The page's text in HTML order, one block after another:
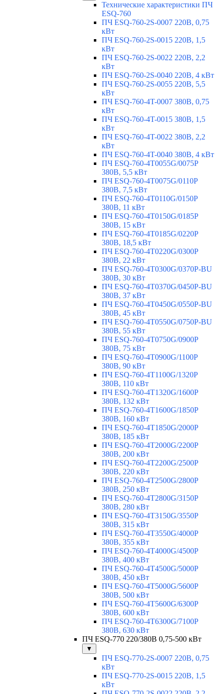
Технические характеристики ПЧ
ESQ-760
ПЧ ESQ-760-2S-0007 220В, 0,75
кВт
ПЧ ESQ-760-2S-0015 220В, 1,5
кВт
ПЧ ESQ-760-2S-0022 220В, 2,2
кВт
ПЧ ESQ-760-2S-0040 220В, 4 кВт
ПЧ ESQ-760-2S-0055 220В, 5,5
кВт
ПЧ ESQ-760-4T-0007 380В, 0,75
кВт
ПЧ ESQ-760-4T-0015 380В, 1,5
кВт
ПЧ ESQ-760-4T-0022 380В, 2,2
кВт
ПЧ ESQ-760-4T-0040 380В, 4 кВт
ПЧ ESQ-760-4T0055G/0075P
380В, 5,5 кВт
ПЧ ESQ-760-4T0075G/0110P
380В, 7,5 кВт
ПЧ ESQ-760-4T0110G/0150P
380В, 11 кВт
ПЧ ESQ-760-4T0150G/0185P
380В, 15 кВт
ПЧ ESQ-760-4T0185G/0220P
380В, 18,5 кВт
ПЧ ESQ-760-4T0220G/0300P
380В, 22 кВт
ПЧ ESQ-760-4T0300G/0370P-BU
380В, 30 кВт
ПЧ ESQ-760-4T0370G/0450P-BU
380В, 37 кВт
ПЧ ESQ-760-4T0450G/0550P-BU
380В, 45 кВт
ПЧ ESQ-760-4T0550G/0750P-BU
380В, 55 кВт
ПЧ ESQ-760-4T0750G/0900P
380В, 75 кВт
ПЧ ESQ-760-4T0900G/1100P
380В, 90 кВт
ПЧ ESQ-760-4T1100G/1320P
380В, 110 кВт
ПЧ ESQ-760-4T1320G/1600P
380В, 132 кВт
ПЧ ESQ-760-4T1600G/1850P
380В, 160 кВт
ПЧ ESQ-760-4T1850G/2000P
380В, 185 кВт
ПЧ ESQ-760-4T2000G/2200P
380В, 200 кВт
ПЧ ESQ-760-4T2200G/2500P
380В, 220 кВт
ПЧ ESQ-760-4T2500G/2800P
380В, 250 кВт
ПЧ ESQ-760-4T2800G/3150P
380В, 280 кВт
ПЧ ESQ-760-4T3150G/3550P
380В, 315 кВт
ПЧ ESQ-760-4T3550G/4000P
380В, 355 кВт
ПЧ ESQ-760-4T4000G/4500P
380В, 400 кВт
ПЧ ESQ-760-4T4500G/5000P
380В, 450 кВт
ПЧ ESQ-760-4T5000G/5600P
380В, 500 кВт
ПЧ ESQ-760-4T5600G/6300P
380В, 600 кВт
ПЧ ESQ-760-4T6300G/7100P
380В, 630 кВт
ПЧ ESQ-770 220/380В 0,75-500 кВт
▼
ПЧ ESQ-770-2S-0007 220В, 0,75
кВт
ПЧ ESQ-770-2S-0015 220В, 1,5
кВт